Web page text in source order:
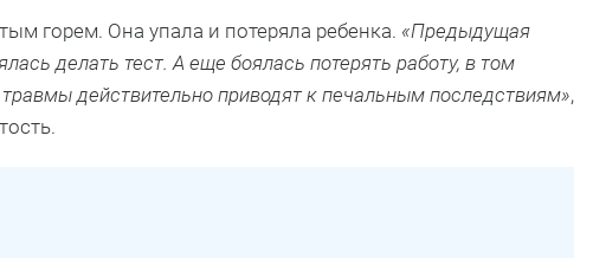
горем. Она упала и потеряла ребенка. «Предыдущая
делать тест. А еще боялась потерять работу, в том
действительно приводят к печальным последствиям»,